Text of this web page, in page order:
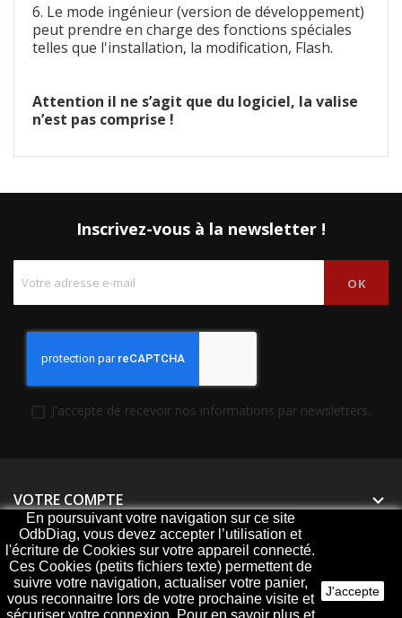
6. Le mode ingénieur (version de développement)
peut prendre en charge des fonctions spéciales
telles que l'installation, la modification, Flash.
Attention il ne s’agit que du logiciel, la valise
n’est pas comprise !
Inscrivez-vous à la newsletter !
J'accepte de recevoir nos informations par newsletters.
VOTRE COMPTE 
PRODUITS
NOTRE SOCIÉTÉ 
En poursuivant votre navigation sur ce site
OdbDiag, vous devez accepter l’utilisation et
l'écriture de Cookies sur votre appareil connecté.
Ces Cookies (petits fichiers texte) permettent de
suivre votre navigation, actualiser votre panier,
vous reconnaitre lors de votre prochaine visite et
sécuriser votre connexion. Pour en savoir plus et
J'accepte